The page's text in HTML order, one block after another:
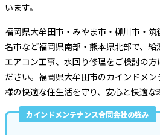
います。
福岡県大牟田市・みやま市・柳川市・
名市など福岡県南部・熊本県北部で、給
エアコン工事、水回り修理をご検討の方
ださい。福岡県大牟田市のカインドメ
様の快適な住生活を守り、安心と快適な
カインドメンテナンス合同会社の強み